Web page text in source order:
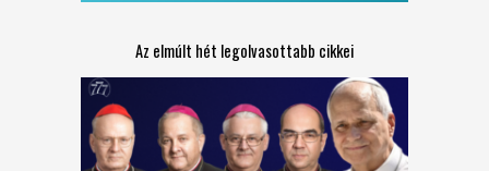
Az elmúlt hét legolvasottabb cikkei